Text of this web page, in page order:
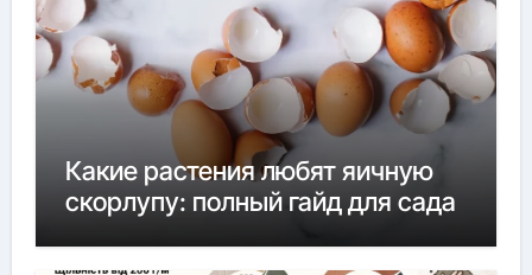
Какие растения любят яичную
скорлупу: полный гайд для сада